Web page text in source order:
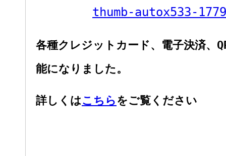
各種クレジットカード、電子決済、
能になりました。
詳しくはこちら をご覧ください